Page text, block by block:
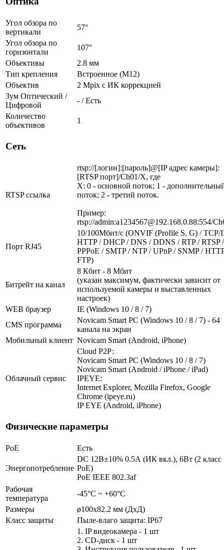
Угол обзора по
вертикали
57°
Угол обзора по
горизонтали
107°
Объективы
2.8 мм
Тип крепления
Встроенное (М12)
Объектив
2 Mpix c ИК коррекцией
Зум Оптический /
Цифровой
- / Есть
Количество
объективов
1
Сеть
RTSP ссылка
rtsp://[логин]:[пароль]@[IP адрес камеры]:
[RTSP порт]/Ch01/X, где
X: 0 - основной поток; 1 -
поток; 2 - третий поток.
Пример:
rtsp://admin:a1234567@192.168.0.88:554/
Порт RJ45
10/100Мбит/c (ONVIF (Profile S, G) / TCP/
HTTP / DHCP / DNS / DDNS / RTP / RTSP /
PPPoE / SMTP / NTP / UPnP / SNMP /
FTP)
Битрейт на канал
8 Кбит - 8 Мбит
(указан максимум, фактически зависит от
используемой камеры и выставленных
настроек)
WEB браузер
IE (Windows 10 / 8 / 7)
CMS программа
Novicam Smart PC (Windows 10 / 8 / 7) - 64
канала на экран
Мобильный клиент Novicam Smart (Android, iPhone)
Облачный сервис
Cloud Р2Р:
Novicam Smart PC (Windows 10 / 8 / 7)
Novicam Smart (Android / iPhone / iPad)
IPEYE:
Internet Explorer, Mozilla Firefox, Google
Chrome (ipeye.ru)
IP EYE (Android, iPhone)
Физические параметры
PoE Есть
Энергопотребление
DC 12В±10% 0.5А (ИК вкл.), 6Вт (2 класс
PoE)
PoE IEEE 802.3af
Рабочая
температура
-45°С ~ +60°С
Размеры
ø100х82.2 мм (ДхД)
Класс защиты
Пыле-влаго защита: IP67
1. IP видеокамера - 1 шт
2. СD-диск - 1 шт